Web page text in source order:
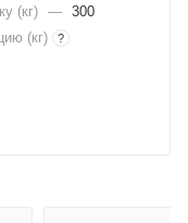
(кг) — 300
(кг)
?